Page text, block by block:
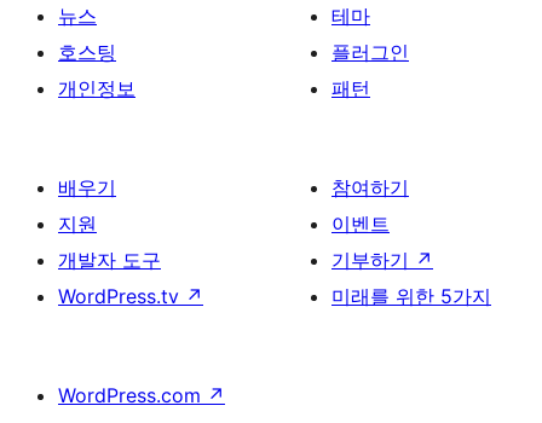
뉴스
호스팅
개인정보
테마
플러그인
패턴
배우기
지원
개발자 도구
WordPress.tv ↗
참여하기
이벤트
기부하기 ↗
미래를 위한 5가지
WordPress.com ↗